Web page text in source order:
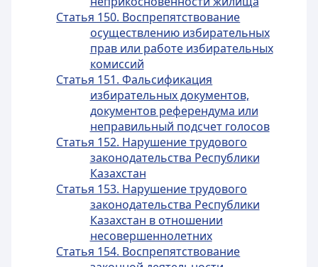
Статья 150. Воспрепятствование
осуществлению избирательных
прав или работе избирательных
комиссий
Статья 151. Фальсификация
избирательных документов,
документов референдума или
неправильный подсчет голосов
Статья 152. Нарушение трудового
законодательства Республики
Казахстан
Статья 153. Нарушение трудового
законодательства Республики
Казахстан в отношении
несовершеннолетних
Статья 154. Воспрепятствование